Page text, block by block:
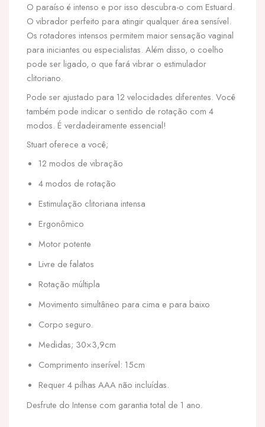
O paraíso é intenso e por isso descubra-o com Estuard.
O vibrador perfeito para atingir qualquer área sensível.
Os rotadores intensos permitem maior sensação vaginal
para iniciantes ou especialistas. Além disso, o coelho
pode ser ligado, o que fará vibrar o estimulador
clitoriano.
Pode ser ajustado para 12 velocidades diferentes. Você
também pode indicar o sentido de rotação com 4
modos. É verdadeiramente essencial!
Stuart oferece a você;
12 modos de vibração
4 modos de rotação
Estimulação clitoriana intensa
Ergonômico
Motor potente
Livre de falatos
Rotação múltipla
Movimento simultâneo para cima e para baixo
Corpo seguro.
Medidas; 30×3,9cm
Comprimento inserível: 15cm
Requer 4 pilhas AAA não incluídas.
Desfrute do Intense com garantia total de 1 ano.